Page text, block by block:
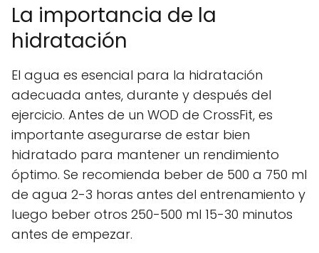
La importancia de la
hidratación
El agua es esencial para la hidratación
adecuada antes, durante y después del
ejercicio. Antes de un WOD de CrossFit, es
importante asegurarse de estar bien
hidratado para mantener un rendimiento
óptimo. Se recomienda beber de 500 a 750 ml
de agua 2-3 horas antes del entrenamiento y
luego beber otros 250-500 ml 15-30 minutos
antes de empezar.